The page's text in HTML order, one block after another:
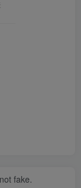
fake.